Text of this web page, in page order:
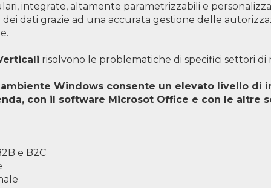
integrate, altamente parametrizzabili e
dei dati grazie ad una accurata gestione delle
risolvono le problematiche di specifici settori di
Windows consente un elevato livello di
con il software Microsot Office e con le altre
e B2C